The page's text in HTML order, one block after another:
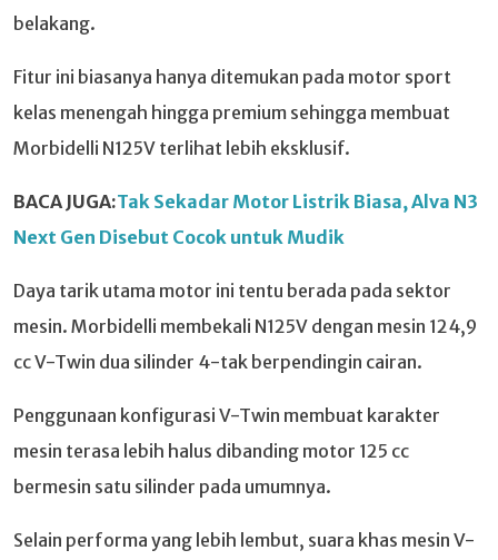
belakang.
Fitur ini biasanya hanya ditemukan pada motor sport
kelas menengah hingga premium sehingga membuat
Morbidelli N125V terlihat lebih eksklusif.
BACA JUGA:Tak Sekadar Motor Listrik Biasa, Alva N3
Next Gen Disebut Cocok untuk Mudik
Daya tarik utama motor ini tentu berada pada sektor
mesin. Morbidelli membekali N125V dengan mesin 124,9
cc V-Twin dua silinder 4-tak berpendingin cairan.
Penggunaan konfigurasi V-Twin membuat karakter
mesin terasa lebih halus dibanding motor 125 cc
bermesin satu silinder pada umumnya.
Selain performa yang lebih lembut, suara khas mesin V-